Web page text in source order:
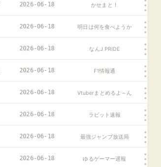
2026-06-18 かせまと！
2026-06-18 明日は何を食べようか
2026-06-18 なんJ PRIDE
2026-06-18 F1情報通
2026-06-18 Vtuberまとめるよ～ん
2026-06-18 ラビット速報
2026-06-18 最強ジャンプ放送局
2026-06-18 ゆるゲーマー遅報